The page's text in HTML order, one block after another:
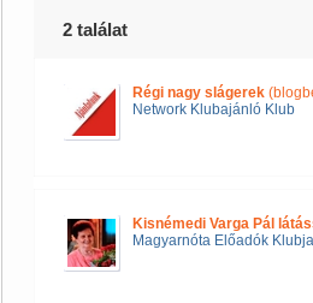
2 találat
Régi nagy slágerek
Network Klubajánló Klub
Kisnémedi Varga Pál
Magyarnóta Előadók Klubja